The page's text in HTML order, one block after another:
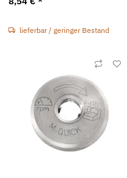
lieferbar / geringer Bestand